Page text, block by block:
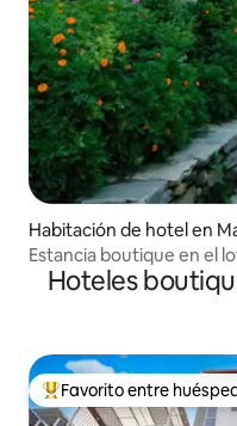
Habitación de hotel en
Estancia boutique en el
Hoteles
Favorito entre
Favorito entre